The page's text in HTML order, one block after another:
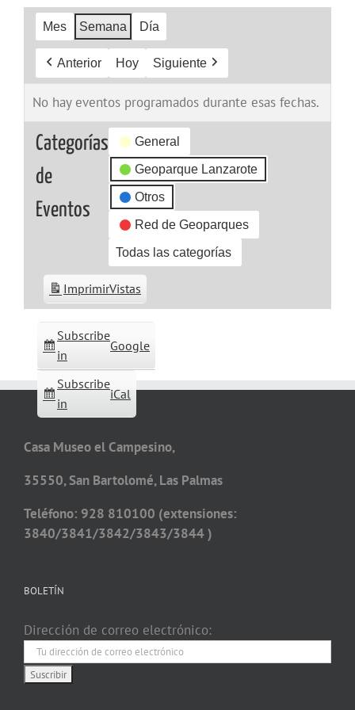
Mes Semana Día
Anterior Hoy Siguiente
No hay eventos programados durante esas fechas.
Categorías
de
Eventos
General
Geoparque Lanzarote
Otros
Red de Geoparques
Todas las categorías
Subscribe
in
Google
Subscribe
in
iCal
ImprimirVistas
Casa Museo el Campesino,
35550, San Bartolomé, Las Palmas
Teléfono: 928 810100 (extensiones:
3840/3841/3842/3843/3844 )
BOLETÍN
Dirección de correo electrónico: